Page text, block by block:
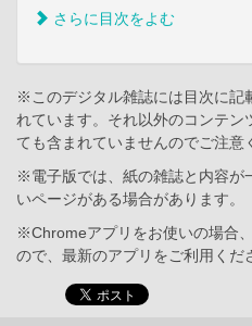
さらに目次をよむ
※このデジタル雑誌には目次に記
れています。それ以外のコンテン
ても含まれていませんのでご注意
※電子版では、紙の雑誌と内容が
いページがある場合があります。
※Chromeアプリをお使いの場合
ので、最新のアプリをご利用くだ